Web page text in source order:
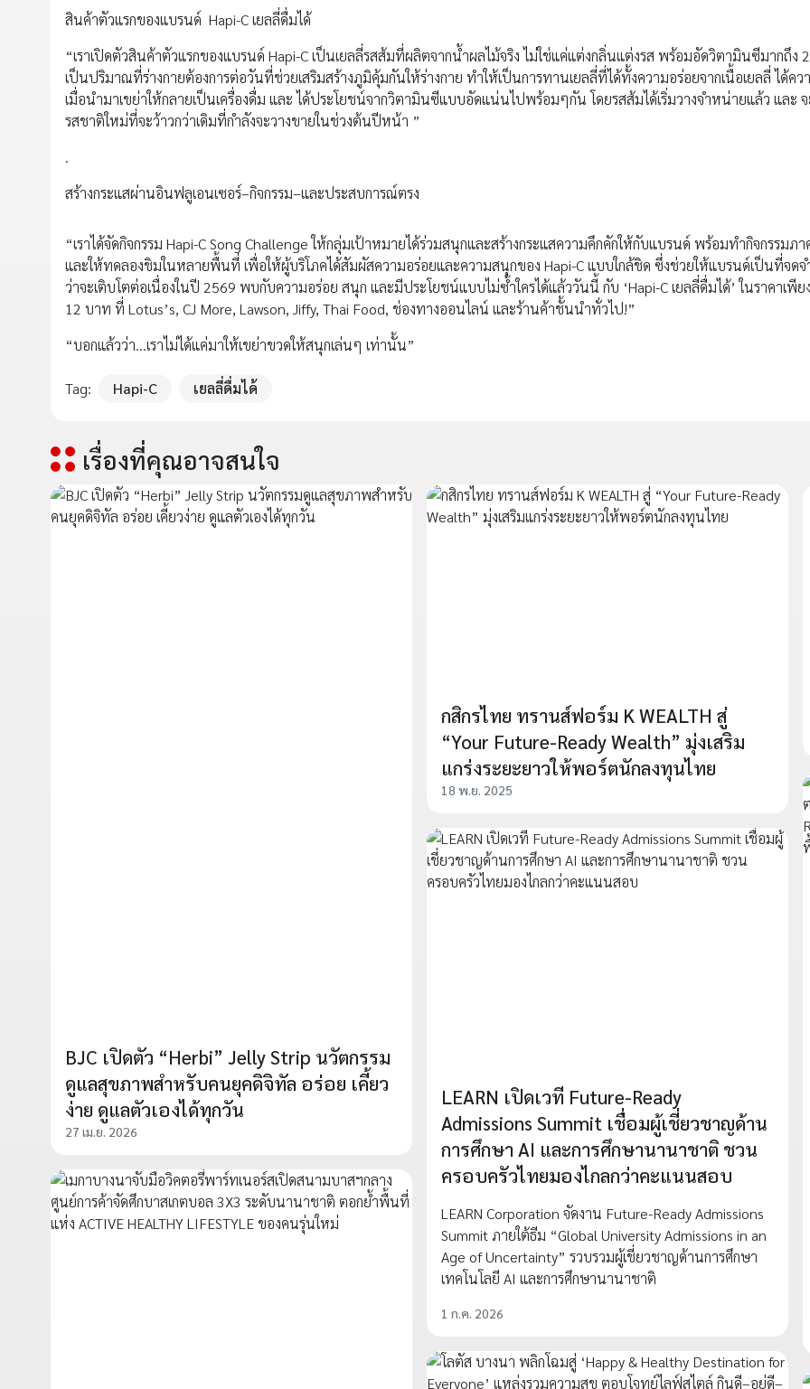
สินค้าตัวแรกของแบรนด์ Hapi-C เยลลี่ดื่มได้
“เราเปิดตัวสินค้าตัวแรกของแบรนด์ Hapi-C เป็นเยลลี่รสส้มที่ผลิตจากน้ำผลไม้จริง ไม่ใช่แค่แต่งกลิ่นแต่งรส พร้อมอัดวิตามินซีมากถึง
เป็นปริมาณที่ร่างกายต้องการต่อวันที่ช่วยเสริมสร้างภูมิคุ้มกันให้ร่างกาย ทำให้เป็นการทานเยลลี่ที่ได้ทั้งความอร่อยจากเนื้อเยลลี่ ได้ค
เมื่อนำมาเขย่าให้กลายเป็นเครื่องดื่ม และ ได้ประโยชน์จากวิตามินซีแบบอัดแน่นไปพร้อมๆกัน โดยรสส้มได้เริ่มวางจำหน่ายแล้ว และ
รสชาติใหม่ที่จะว้าวกว่าเดิมที่กำลังจะวางขายในช่วงต้นปีหน้า ”
.
สร้างกระแสผ่านอินฟลูเอนเซอร์–กิจกรรม–และประสบการณ์ตรง
“เราได้จัดกิจกรรม Hapi-C Song Challenge ให้กลุ่มเป้าหมายได้ร่วมสนุกและสร้างกระแสความคึกคักให้กับแบรนด์ พร้อมทำกิจกรรมภ
และให้ทดลองชิมในหลายพื้นที่ เพื่อให้ผู้บริโภคได้สัมผัสความอร่อยและความสนุกของ Hapi-C แบบใกล้ชิด ซึ่งช่วยให้แบรนด์เป็นที่จดจ
ว่าจะเติบโตต่อเนื่องในปี 2569 พบกับความอร่อย สนุก และมีประโยชน์แบบไม่ซ้ำใครได้แล้ววันนี้ กับ ‘Hapi-C เยลลี่ดื่มได้’ ในราคาเพีย
12 บาท ที่ Lotus’s, CJ More, Lawson, Jiffy, Thai Food, ช่องทางออนไลน์ และร้านค้าชั้นนำทั่วไป!”
“บอกแล้วว่า...เราไม่ได้แค่มาให้เขย่าขวดให้สนุกเล่นๆ เท่านั้น”
Tag: Hapi-C เยลลี่ดื่มได้
เรื่องที่คุณอาจสนใจ
BJC เปิดตัว “Herbi” Jelly Strip นวัตกรรม
ดูแลสุขภาพสำหรับคนยุคดิจิทัล อร่อย เคี้ยว
ง่าย ดูแลตัวเองได้ทุกวัน
27 เม.ย. 2026
กสิกรไทย ทรานส์ฟอร์ม K WEALTH สู่
“Your Future-Ready Wealth” มุ่งเสริม
แกร่งระยะยาวให้พอร์ตนักลงทุนไทย
18 พ.ย. 2025
LEARN เปิดเวที Future-Ready
Admissions Summit เชื่อมผู้เชี่ยวชาญด้าน
การศึกษา AI และการศึกษานานาชาติ ชวน
ครอบครัวไทยมองไกลกว่าคะแนนสอบ
LEARN Corporation จัดงาน Future-Ready Admissions
Summit ภายใต้ธีม “Global University Admissions in an
Age of Uncertainty” รวบรวมผู้เชี่ยวชาญด้านการศึกษา
เทคโนโลยี AI และการศึกษานานาชาติ
1 ก.ค. 2026